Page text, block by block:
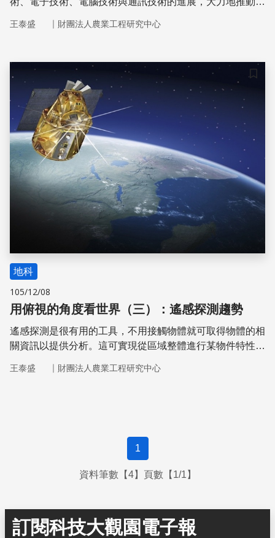
遙測平台連續不斷地在多尺度上對地球進行觀測，各種先進
王泰盛 ｜ 財團法人農業工程研究中心
儲存
地科
105/12/08
用俯視的角度看世界（三）：遙感探測趨勢
遙感探測是很有用的工具，不用接觸物體就可取得物體的相
關資訊以提供分析。這可實現從區域整體進行某物件特性的
料。綜觀各大國為了搶食太空這塊餅，已執行許多太空計畫
王泰盛 ｜ 財團法人農業工程研究中心
1
資料筆數【4】頁數【1/1】
訂閱科技大觀園電子報